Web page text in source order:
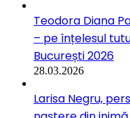
Teodora Diana
– pe înțelesul
București 2026
28.03.2026
Larisa Negru,